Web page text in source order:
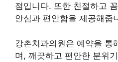
점입니다. 또한 친절하고
안심과 편안함을 제공해줍
강촌치과의원은 예약을 통
며, 깨끗하고 편안한 분위